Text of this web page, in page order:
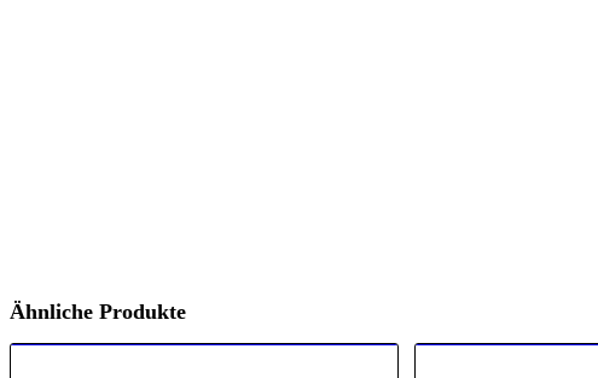
Ähnliche Produkte